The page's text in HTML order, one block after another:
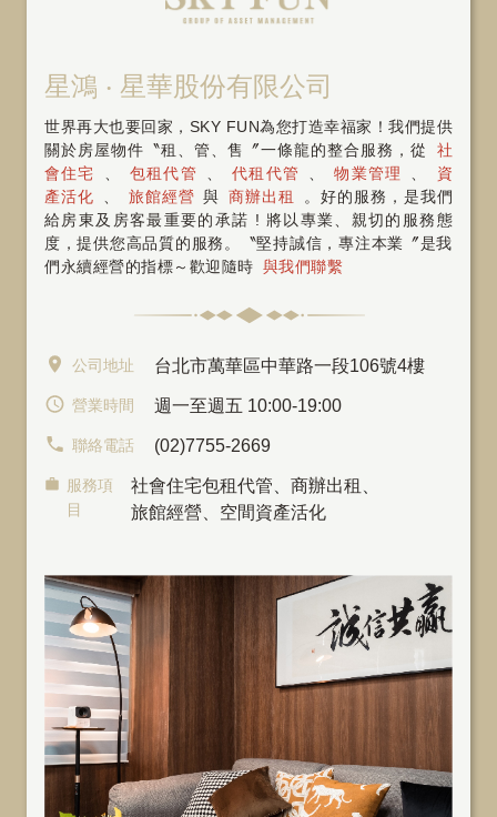
星鴻 ‧ 星華股份有限公司
世界再大也要回家，SKY FUN為您打造幸福家！我們提供
關於房屋物件〝租、管、售〞一條龍的整合服務，從
社
會住宅
包租代管 代租代管 物業管理
資
產活化
旅館經營 與 商辦出租
。好的服務，是我們
給房東及房客最重要的承諾 ! 將以專業、親切的服務態
度，提供您高品質的服務。〝堅持誠信，專注本業〞是我
們永續經營的指標～歡迎隨時 與我們聯繫
公司地址 台北市萬華區中華路一段106號4樓
營業時間 週一至週五 10:00-19:00
聯絡電話 (02)7755-2669
服務項
目
社會住宅包租代管 、商辦出租
旅館經營、空間資產活化